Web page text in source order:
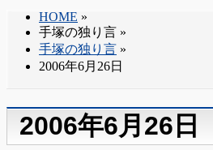
HOME »
手塚の独り言 »
手塚の独り言 »
2006年6月26日
2006年6月26日